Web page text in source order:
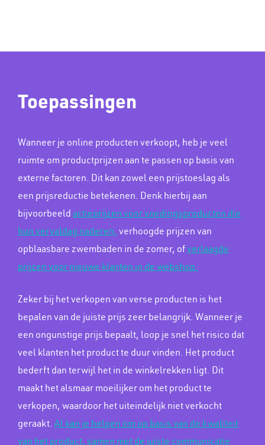
Toepassingen
Wanneer je online producten verkoopt, heb je veel
ruimte om productprijzen aan te passen op basis van
externe factoren. Dit kan zowel een prijstoeslag als
een prijsreductie betekenen. Denk hierbij aan
bijvoorbeeld actieprijzen voor voedingsproducten die
hun vervaldag naderen, verhoogde prijzen van
opblaasbare zwembaden in de zomer, ofverlaagde
prijzen voor nieuwe klanten in de webshop.
Zeker bij het verkopen van verse producten is het
bepalen van de juiste prijs zeer belangrijk. Wanneer je
een ongunstige prijs bepaalt, loop je snel het risico dat
veel klanten het product te duur vinden. Het product
bederft dan terwijl het in de winkelrekken ligt. Dit
maakt het alsmaar moeilijker om het product te
verkopen, waardoor het uiteindelijk niet verkocht
geraakt. AI kan je helpen om op basis van de kwaliteit
van het product, samen met de juiste communicatie